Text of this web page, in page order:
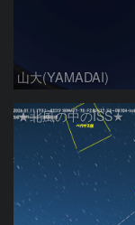
山大(YAMADAI)
★北風の中のISS★